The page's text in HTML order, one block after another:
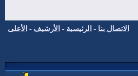
الاتصال بنا - الرئيسية - الأرشيف - الأعلى